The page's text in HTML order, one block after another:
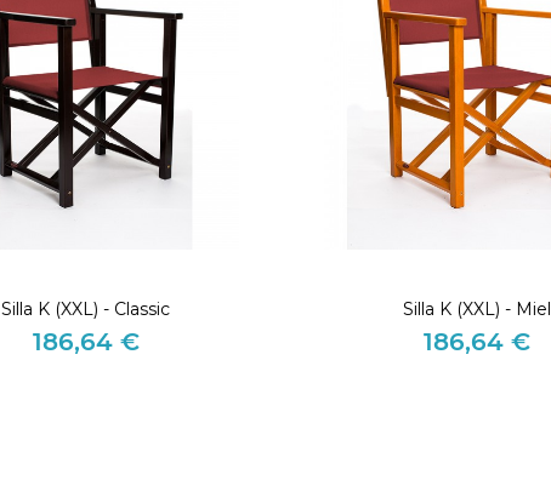
Silla K (XXL) - Classic
Precio
186,64 €
Silla K (XXL) - Miel
Precio
186,64 €